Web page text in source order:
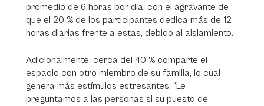
promedio de 6 horas por día, con el agravante de
que el 20 % de los participantes dedica más de 12
horas diarias frente a estas, debido al aislamiento.
Adicionalmente, cerca del 40 % comparte el
espacio con otro miembro de su familia, lo cual
genera más estímulos estresantes. “Le
preguntamos a las personas si su puesto de